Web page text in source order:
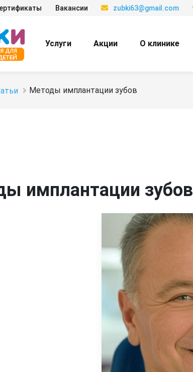
Услуги Акции О клинике
Вакансии zubki63@gmail.com
Методы имплантации зубов
имплантации зубов